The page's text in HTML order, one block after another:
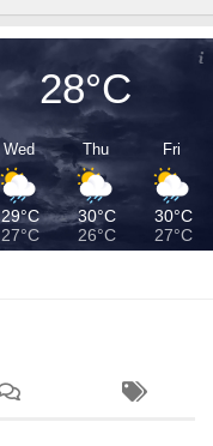
28°C
Wed
29°C
27°C
Thu
30°C
26°C
Fri
30°C
27°C